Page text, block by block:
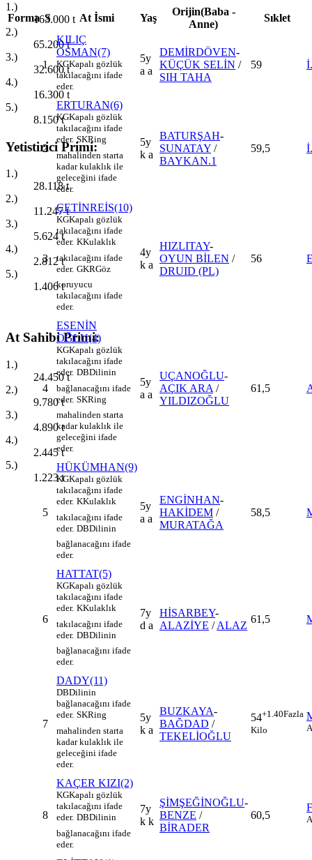
1.)
163.000 t
2.)
65.200t
3.)
32.600t
4.)
16.300 t
5.)
8.150t
Yetistirici Primi:
1.)
28.118t
2.)
11.247t
3.)
5.624t
4.)
2.812t
5.)
1.406t
At Sahibi Primi:
1.)
24.450t
2.)
9.780t
3.)
4.890t
4.)
2.445t
5.)
1.223t
Forma S At İsmi Yaş
Orijin(Baba -
Anne)
Sıklet
1
KILIÇ
OSMAN(7)
KGKapalı gözlük
takılacağını ifade
eder.
5y
a a
DEMİRDÖVEN-
KÜÇÜK SELİN /
SIH TAHA
59
2
ERTURAN(6)
KGKapalı gözlük
takılacağını ifade
eder. SKRing
mahalinden starta
kadar kulaklık ile
geleceğini ifade
eder.
5y
k a
BATURŞAH-
SUNATAY /
BAYKAN.1
59,5
3
ÇETİNREİS(10)
KGKapalı gözlük
takılacağını ifade
eder. KKulaklık
takılacağını ifade
eder. GKRGöz
koruyucu
takılacağını ifade
eder.
4y
k a
HIZLITAY-
OYUN BİLEN /
DRUID (PL)
56
4
ESENİN
OĞLU(4)
KGKapalı gözlük
takılacağını ifade
eder. DBDilinin
bağlanacağını ifade
eder. SKRing
mahalinden starta
kadar kulaklık ile
geleceğini ifade
eder.
5y
a a
UÇANOĞLU-
AÇIK ARA /
YILDIZOĞLU
61,5
5
HÜKÜMHAN(9)
KGKapalı gözlük
takılacağını ifade
eder. KKulaklık
takılacağını ifade
eder. DBDilinin
bağlanacağını ifade
eder.
5y
a a
ENGİNHAN-
HAKİDEM /
MURATAĞA
58,5
6
HATTAT(5)
KGKapalı gözlük
takılacağını ifade
eder. KKulaklık
takılacağını ifade
eder. DBDilinin
bağlanacağını ifade
eder.
7y
d a
HİSARBEY-
ALAZİYE /ALAZ
61,5
7
DADY(11)
DBDilinin
bağlanacağını ifade
eder. SKRing
mahalinden starta
kadar kulaklık ile
geleceğini ifade
eder.
5y
k a
BUZKAYA-
BAĞDAD /
TEKELİOĞLU
54+1.40Fazla
Kilo
8
KAÇER KIZI(2)
KGKapalı gözlük
takılacağını ifade
eder. DBDilinin
bağlanacağını ifade
eder.
7y
k k
ŞİMŞEĞİNOĞLU-
BENZE /
BİRADER
60,5